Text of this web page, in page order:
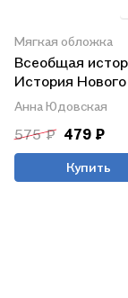
Мягкая обложка
Всеобщая
История Нового
Рабочая
Анна Юдовская
575 ₽ 479 ₽
Купить